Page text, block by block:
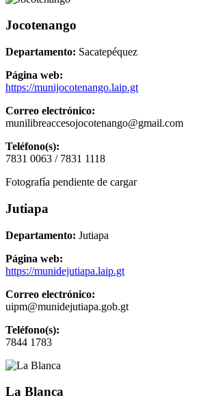
Jocotenango
Departamento: Sacatepéquez
Página web:
https://munijocotenango.laip.gt
Correo electrónico:
munilibreaccesojocotenango@gmail.com
Teléfono(s):
7831 0063 / 7831 1118
Fotografía pendiente de cargar
Jutiapa
Departamento: Jutiapa
Página web:
https://munidejutiapa.laip.gt
Correo electrónico:
uipm@munidejutiapa.gob.gt
Teléfono(s):
7844 1783
La Blanca